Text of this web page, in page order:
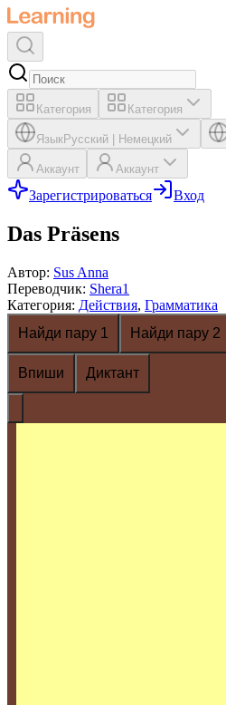
Категория Категория
ЯзыкРусский Немецкий
Аккаунт Аккаунт
Зарегистрироваться Вход
Das Präsens
Автор: Sus Anna
Переводчик: Shera1
Категория: Действия, Грамматика
Найди пару 1
Найди пару 2
Впиши Диктант